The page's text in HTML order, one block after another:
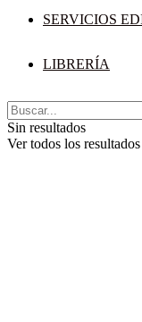
SERVICIOS
LIBRERÍA
Sin resultados
Ver todos los resultados